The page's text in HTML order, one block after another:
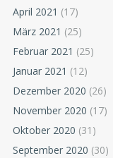
April 2021 (17)
März 2021 (25)
Februar 2021 (25)
Januar 2021 (12)
Dezember 2020 (26)
November 2020 (17)
Oktober 2020 (31)
September 2020 (30)